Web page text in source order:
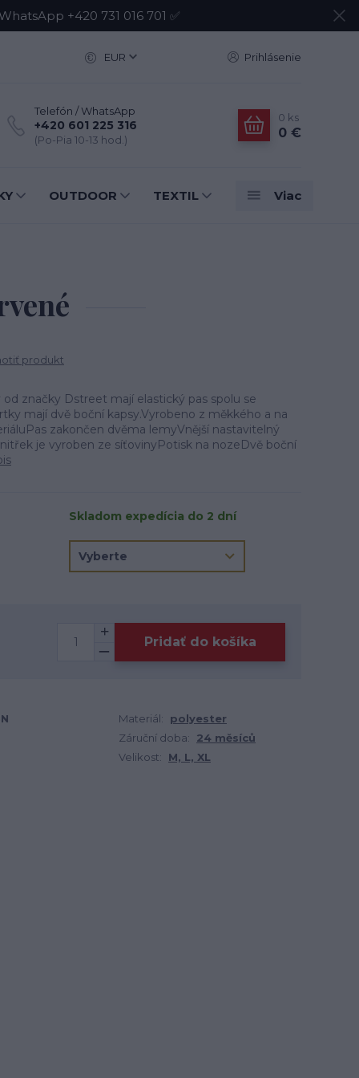
+420 731 016 701 ✅
EUR Prihlásenie
Telefón / WhatsApp
+420 601 225 316
(Po-Pia 10-13 hod.)
0 ks
0 €
OUTDOOR TEXTIL Viac
produkt
značky Dstreet mají elastický pas spolu se
mají dvě boční kapsy.Vyrobeno z měkkého a na
zakončen dvěma lemyVnější nastavitelný
je vyroben ze síťovinyPotisk na nozeDvě boční
Skladom expedícia do 2 dní
Pridať do košíka
Materiál:
polyester
Záruční doba:
24 měsíců
Velikost: M, L, XL